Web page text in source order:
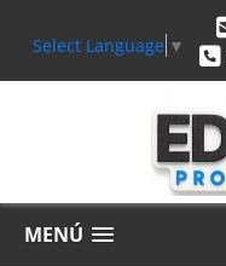
Select Language ▼
MENÚ